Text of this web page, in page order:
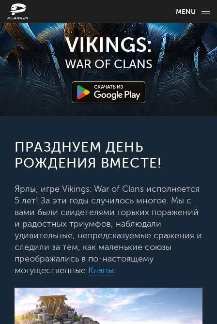
MENU
НОВОСТИ
ИГРОВАЯ ИНФОРМАЦИЯ
РУКОВОДСТВО ПО ИГРЕ
Русский
VIKINGS:
WAR OF CLANS
ПРАЗДНУЕМ ДЕНЬ
РОЖДЕНИЯ ВМЕСТЕ!
Ярлы, игре Vikings: War of Clans исполняется
5 лет! За эти годы случилось многое. Мы с
вами были свидетелями горьких поражений
и радостных триумфов, наблюдали
удивительные, непредсказуемые сражения и
следили за тем, как маленькие союзы
преображались в по-настоящему
могущественные Кланы.